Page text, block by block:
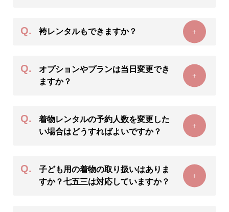
Q. 袴レンタルもできますか？ +
Q.
オプションやプランは当日変更でき
ますか？
+
Q.
着物レンタルの予約人数を変更した
い場合はどうすればよいですか？
+
Q.
子ども用の着物の取り扱いはありま
すか？七五三は対応していますか？
+